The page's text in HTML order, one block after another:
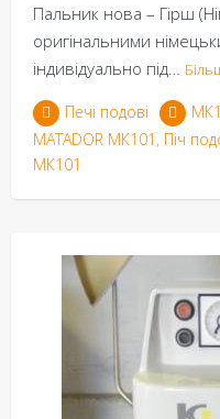
Пальник нова – Гірш
оригінальними
індивідуально під…
Печі подові
MATADOR MК101 , Піч
MК101